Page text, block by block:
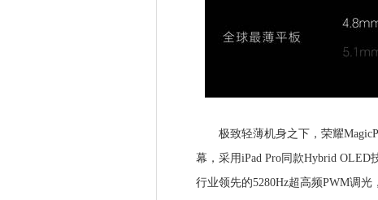
极致轻薄机身之下，荣耀
幕，采用iPad Pro同款Hybrid OLED
行业领先的5280Hz超高频PWM调